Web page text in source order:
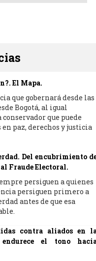
El Mapa.
que gobernará desde las
Bogotá, al igual
que puede
paz, derechos y justicia
Del encubrimiento
Fraude Electoral.
persiguen a quienes
persiguen primero a
antes de que esa
contra aliados en
el tono